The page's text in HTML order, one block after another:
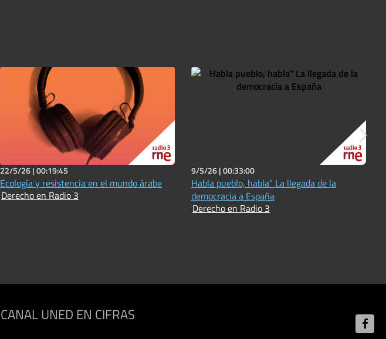
22/5/26 |00:19:45
Ecología y resistencia en el mundo árabe
Derecho en Radio 3
9/5/26 |00:33:00
Habla pueblo, habla" La llegada de la
democracia a España
Derecho en Radio 3
CANAL UNED EN CIFRAS